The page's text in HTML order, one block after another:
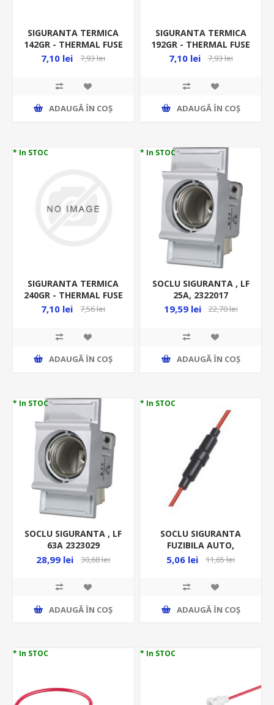
SIGURANTA TERMICA
142GR - THERMAL FUSE
- TZ D-142 8334
7,10 lei 7,93 lei
ADAUGĂ ȊN COŞ
SIGURANTA TERMICA
192GR - THERMAL FUSE
- TZ D-192 8338
7,10 lei 7,93 lei
ADAUGĂ ȊN COŞ
* In STOC
SIGURANTA TERMICA
240GR - THERMAL FUSE
- TZ D-240 8342
7,10 lei 7,56 lei
ADAUGĂ ȊN COŞ
* In STOC
SOCLU SIGURANTA , LF
25A, 2322017
19,59 lei 22,70 lei
ADAUGĂ ȊN COŞ
* In STOC
SOCLU SIGURANTA , LF
63A 2323029
28,99 lei 30,68 lei
ADAUGĂ ȊN COŞ
* In STOC
SOCLU SIGURANTA
FUZIBILA AUTO,
5*20MM, CU SURUB, PE
5,06 lei 11,65 lei
ADAUGĂ ȊN COŞ
* In STOC * In STOC